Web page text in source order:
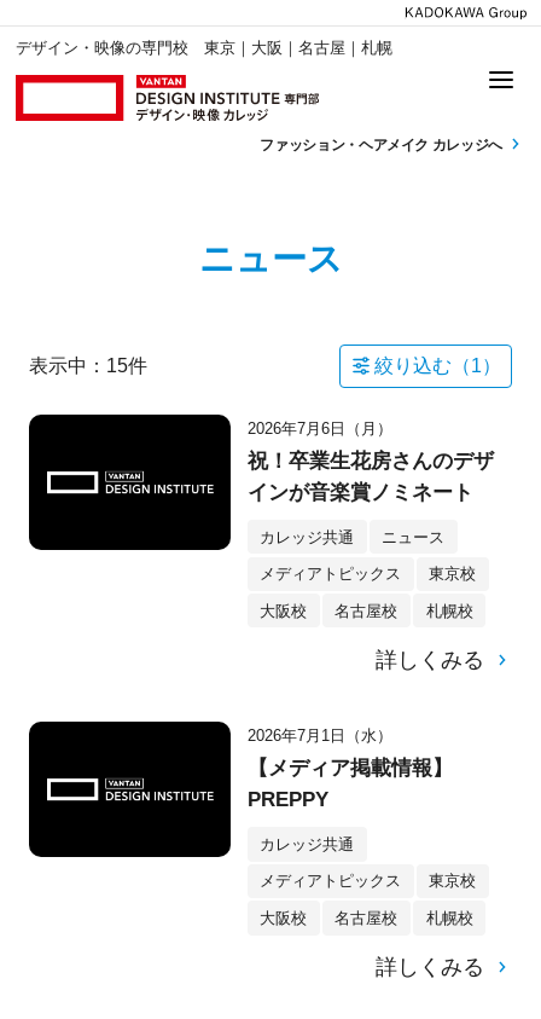
デザイン・映像の専門校 東京｜大阪｜名古屋｜札幌
ファッション・ ヘアメイク カレッジへ
ニュース
表示中： 15件 絞り込む（1）
2026年7月6日（月）
祝！卒業生花房さんのデザ
インが音楽賞ノミネート
カレッジ共通 ニュース
メディアトピックス 東京校
大阪校 名古屋校 札幌校
詳しくみる
2026年7月1日（水）
【メディア掲載情報】
PREPPY
カレッジ共通
メディアトピックス 東京校
大阪校 名古屋校 札幌校
詳しくみる